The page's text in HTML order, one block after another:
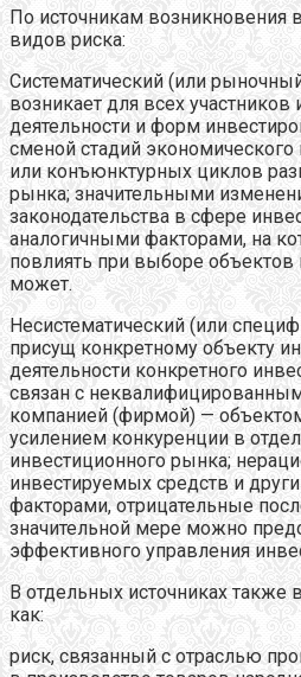
По источникам
видов риска:
Систематический (или
возникает для всех участников
деятельности и форм
сменой стадий экономического
или конъюнктурных циклов
рынка; значительными
законодательства в сфере
аналогичными факторами, на
повлиять при выборе объектов
может.
Несистематический (или
присущ конкретному объекту
деятельности конкретного
связан с
компанией (фирмой) —
усилением конкуренции в
инвестиционного рынка;
инвестируемых средств и
факторами, отрицательные
значительной мере можно
эффективного управления
В отдельных источниках также
как:
риск, связанный с отраслью